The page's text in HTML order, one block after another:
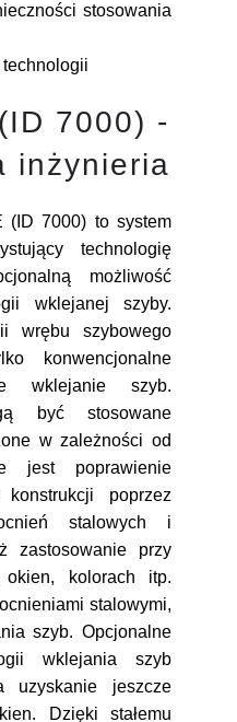
stosowania
technologii
7000) -
inżynieria
(ID 7000) to system
technologię
możliwość
wklejanej szyby.
wrębu szybowego
konwencjonalne
wklejanie szyb.
być stosowane
w zależności od
jest poprawienie
konstrukcji poprzez
stalowych i
zastosowanie przy
okien, kolorach itp.
stalowymi,
szyb. Opcjonalne
wklejania szyb
uzyskanie jeszcze
Dzięki stałemu